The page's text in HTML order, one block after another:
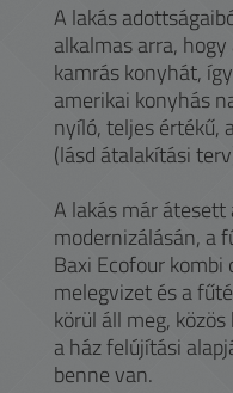
A lakás
alkalmas arra,
kamrás konyhát,
amerikai konyhás
nyíló, teljes értékű,
(lásd átalakítási
A lakás már átesett
modernizálásán, a
Baxi Ecofour
melegvizet és a
körül áll meg,
a ház felújítási
benne van.